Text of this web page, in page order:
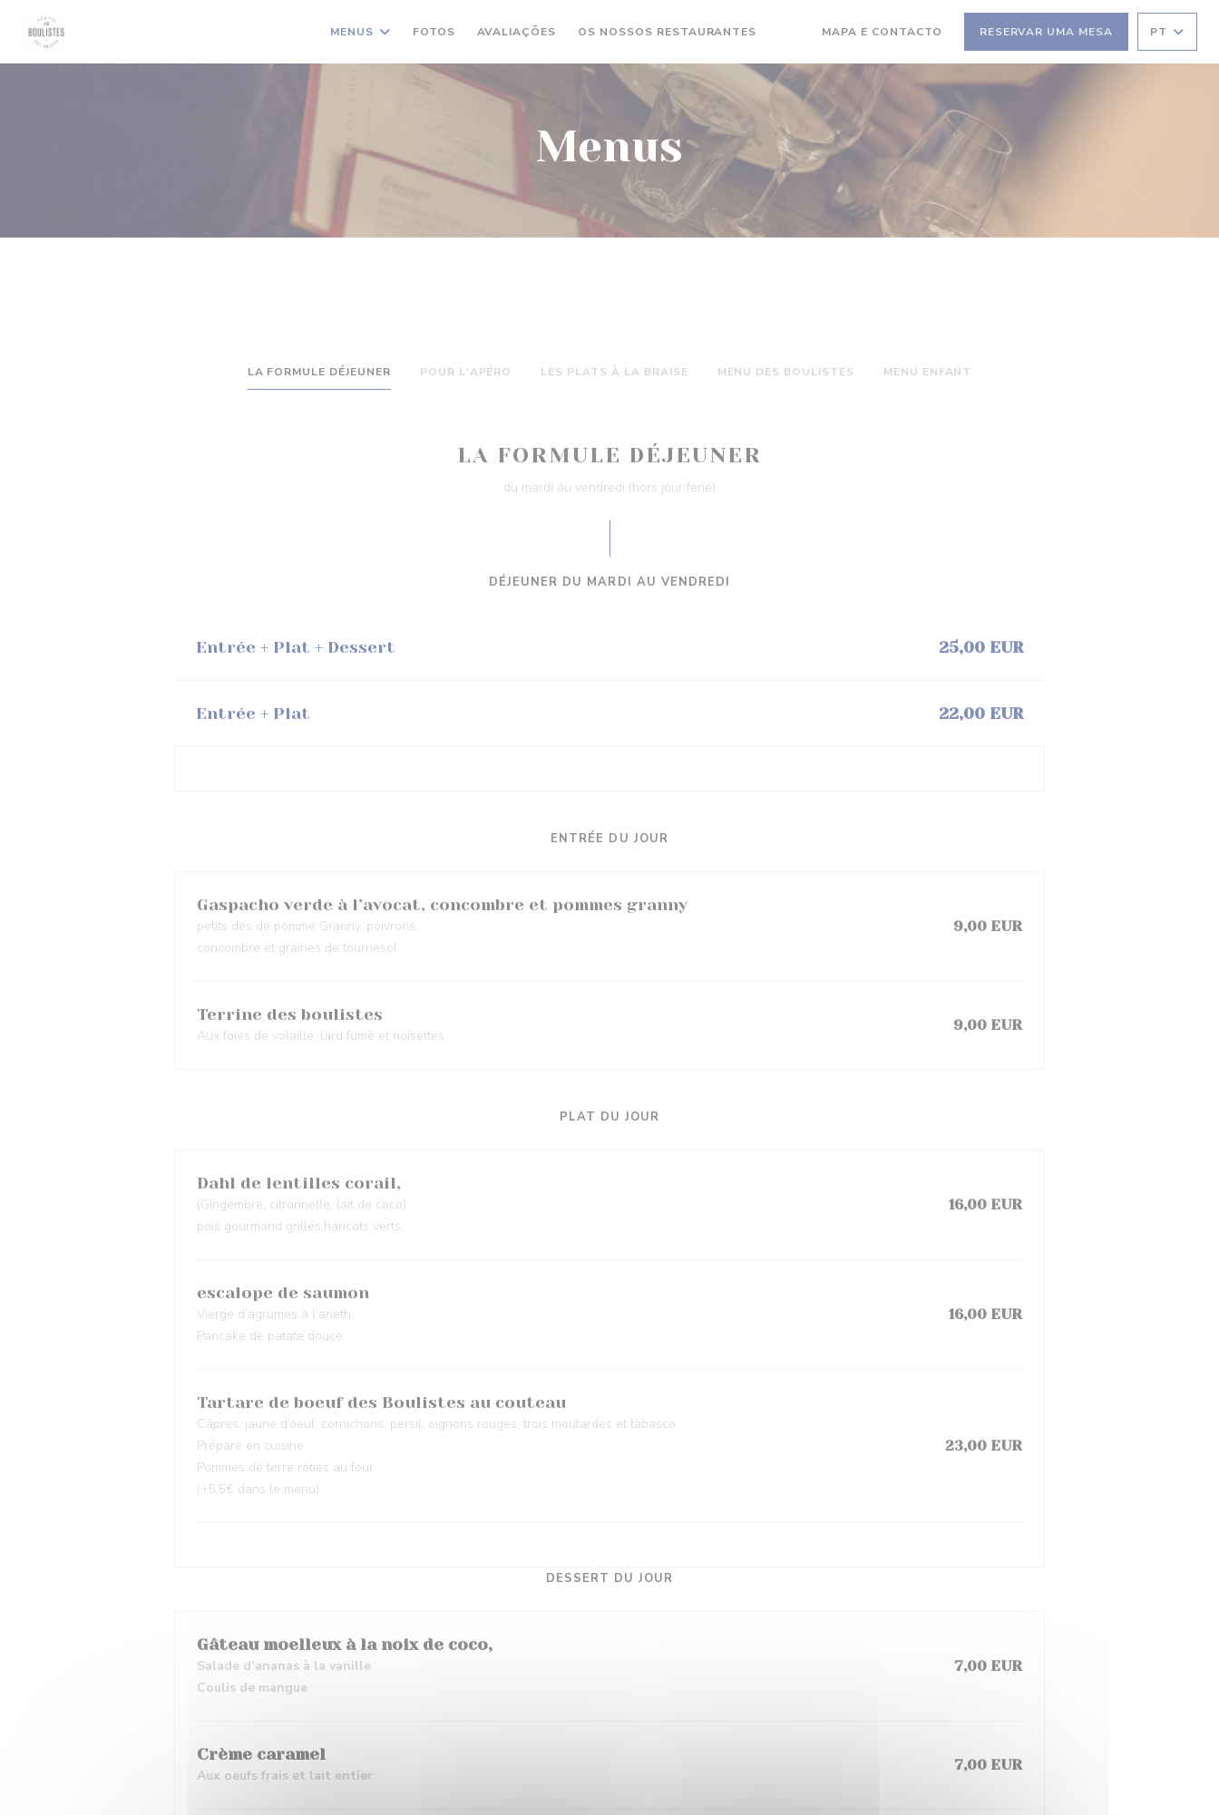
MENUS FOTOS AVALIAÇÕES OS NOSSOS RESTAURANTES MAPA E CONTACTO RESERVAR UMA MESA PT
Menus
LA FORMULE DÉJEUNER POUR L'APÉRO LES PLATS À LA BRAISE MENU DES BOULISTES MENU ENFANT
LA FORMULE DÉJEUNER
du mardi au vendredi (hors jour ferié)
DÉJEUNER DU MARDI AU VENDREDI
Entrée + Plat + Dessert 25,00 EUR
Entrée + Plat 22,00 EUR
ENTRÉE DU JOUR
Gaspacho verde à l’avocat, concombre et pommes granny
petits dés de pomme Granny, poivrons,
concombre et graines de tournesol
9,00 EUR
Terrine des boulistes
Aux foies de volaille, lard fumé et noisettes
9,00 EUR
PLAT DU JOUR
Dahl de lentilles corail,
(Gingembre, citronnelle, lait de coco)
pois gourmand grillés,haricots verts.
16,00 EUR
escalope de saumon
Vierge d’agrumes à l’aneth,
Pancake de patate douce
16,00 EUR
Tartare de boeuf des Boulistes au couteau
Câpres, jaune d’oeuf, cornichons, persil, oignons rouges, trois moutardes et tabasco
Préparé en cuisine
Pommes de terre rôties au four
(+5,5€ dans le menu)
23,00 EUR
DESSERT DU JOUR
Gâteau moelleux à la noix de coco,
Salade d’ananas à la vanille
Coulis de mangue
7,00 EUR
Crème caramel
Aux oeufs frais et lait entier
7,00 EUR